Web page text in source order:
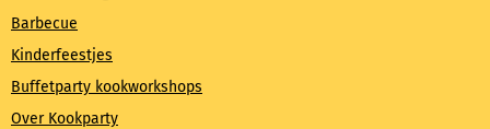
Barbecue
Kinderfeestjes
Buffetparty kookworkshops
Over Kookparty